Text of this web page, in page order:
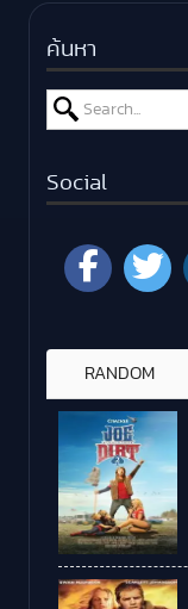
ค้นหา
Search for:
Social
RANDOM